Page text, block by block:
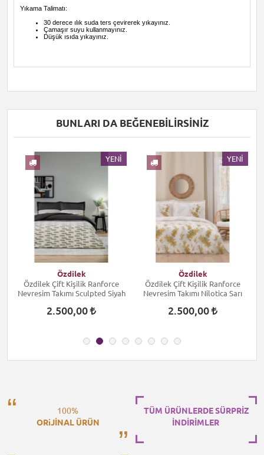
Yıkama Talimatı:
30 derece ılık suda ters çevirerek yıkayınız.
Çamaşır suyu kullanmayınız.
Düşük ısıda yıkayınız.
BUNLARI DA BEĞENEBILIRSINIZ
YENI
Özdilek
Özdilek Çift Kişilik Ranforce
Nevresim Takımı Sculpted Siyah
2.500,00
YENI
Özdilek
Özdilek Çift Kişilik Ranforce
Nevresim Takımı Nilotica Sarı
2.500,00
100%
ORiJİNAL ÜRÜN
TÜM ÜRÜNLERDE SÜRPRİZ
İNDİRİMLER